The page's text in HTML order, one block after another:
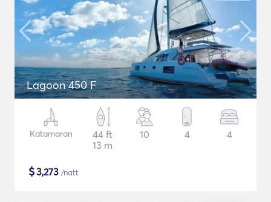
Lagoon 450 F
Katamaran
44 ft
13 m
10 4 4
$3,273 /natt